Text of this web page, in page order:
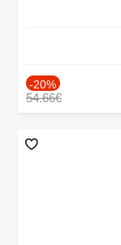
-20%
54.66€